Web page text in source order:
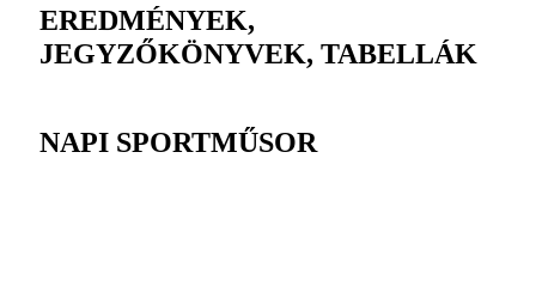
EREDMÉNYEK,
JEGYZŐKÖNYVEK, TABELLÁK
NAPI SPORTMŰSOR